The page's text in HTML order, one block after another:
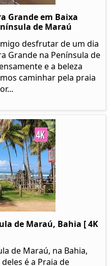
Grande em Baixa
de Maraú
desfrutar de um dia
Grande na Península de
e a beleza
caminhar pela praia
de Maraú, Bahia [ 4K
de Maraú, na Bahia,
é a Praia de